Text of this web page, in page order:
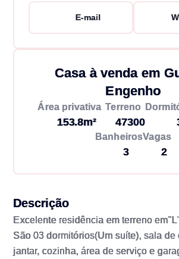
E-mail
Casa à venda em
Engenho
Área privativa
153.8m²
Terreno
47300
Banheiros
3
Vagas
2
Descrição
Excelente residência em terreno
São 03 dormitórios(Um suíte), sala de
jantar, cozinha, área de serviço e